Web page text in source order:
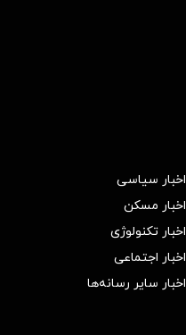
اخبار سیاسی
اخبار مسکن
اخبار تکنولوژی
اخبار اجتماعی
اخبار سایر رسانه‌‌ها